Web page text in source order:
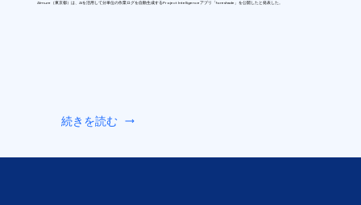
Almure（東京都）は、AIを活用して分単位の作業ログを自動生成するProject Intelligenceアプリ「foreshade」を公開したと発表した。
続きを読む